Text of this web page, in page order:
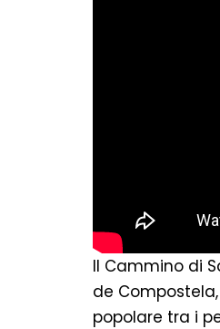
Il Cammino di
de
popolare tra i